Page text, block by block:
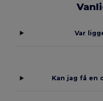
Var
Kan jag få en